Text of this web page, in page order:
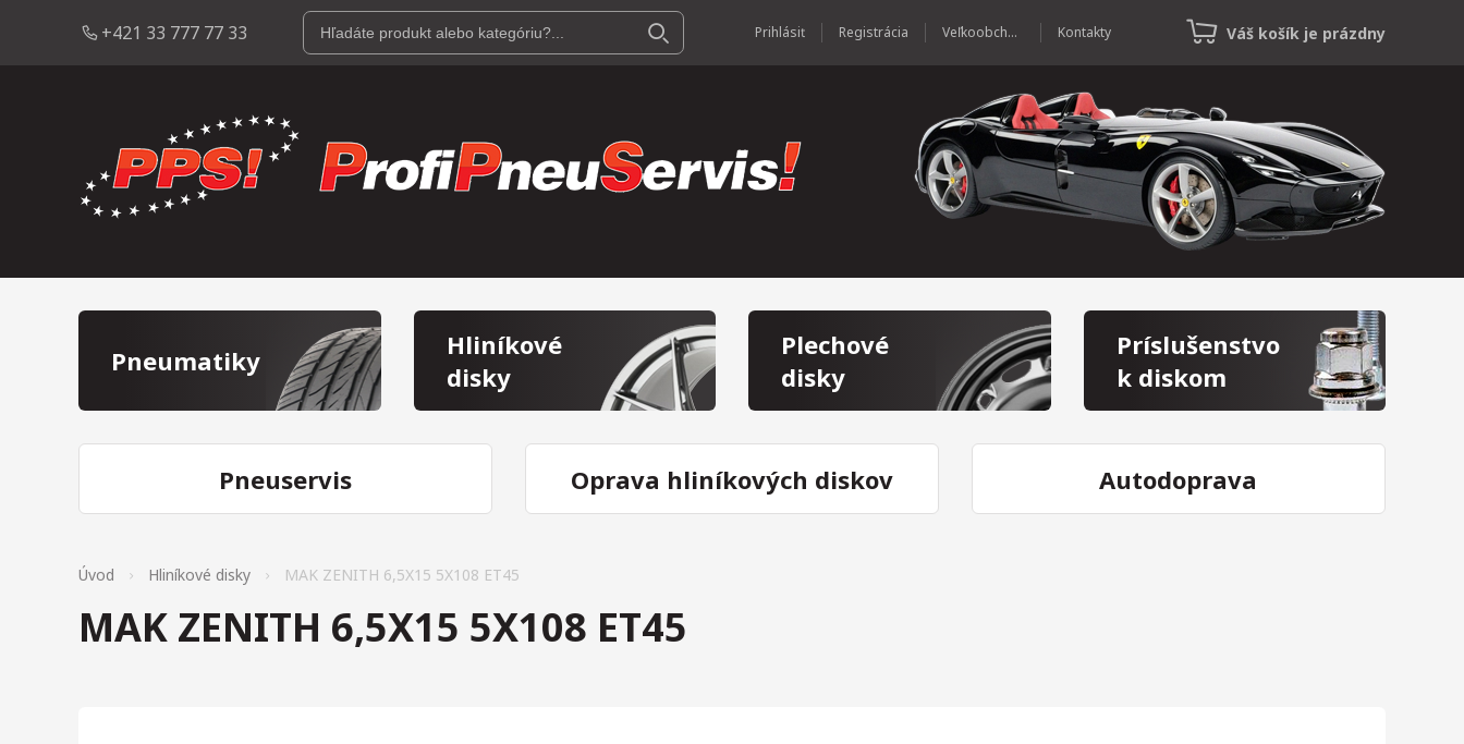
+421 33 777 77 33 Prihlásiť Registrácia Veľkoobchod Kontakty Váš košík je prázdny
Pneumatiky
Hliníkové
disky
Plechové
disky
Príslušenstvo
k diskom
Pneuservis Oprava hliníkových diskov Autodoprava
Úvod Hliníkové disky MAK ZENITH 6,5X15 5X108 ET45
MAK ZENITH 6,5X15 5X108 ET45